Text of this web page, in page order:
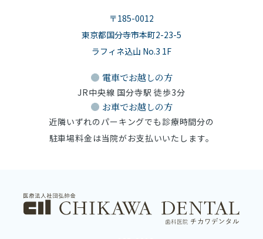
間と費用が必要です。
・入れ歯や差し歯など、人工歯は白くできません。
・歯にひびが入っていると、薬剤の影響により歯髄にダメージを与えること
・抗生物質の影響により歯の変色が著しい方は、ホワイトニングの効果が出
・「無カタラーゼ症」の方は、薬剤に含まれる過酸化水素を分解する酵素が
・薬剤の影響があるため、妊娠中や授乳中の方は控えてください。
・噛む力、噛む力のバランス、顎関節の動き、顎のズレ、顎の炎症、生活習
慣、など多角的に噛み合わせの状態を検査して診断・治療を行ないます。
・状態などによりますが、治療期間が長くなることがあります。
〒185-0012
東京都国分寺市本町2-23-5
ラフィネ込山 No.3 1F
電車でお越しの方
JR中央線 国分寺駅 徒歩3分
お車でお越しの方
近隣いずれのパーキングでも診療時間分の
駐車場料金は当院がお支払いいたします。